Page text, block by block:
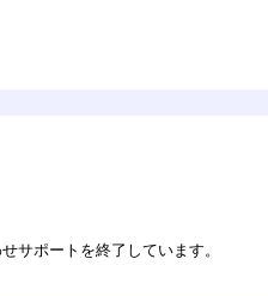
サポートを終了しています。